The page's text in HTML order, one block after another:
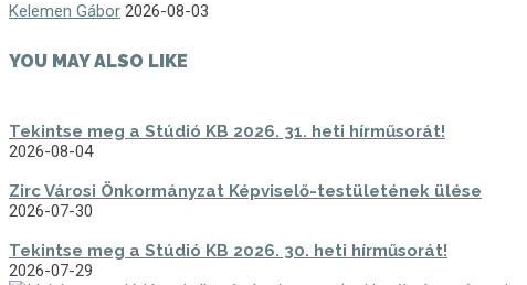
Kelemen Gábor 2026-08-03
YOU MAY ALSO LIKE
Tekintse meg a Stúdió KB 2026. 31. heti hírműsorát!
2026-08-04
Zirc Városi Önkormányzat Képviselő-testületének ülése
2026-07-30
Tekintse meg a Stúdió KB 2026. 30. heti hírműsorát!
2026-07-29